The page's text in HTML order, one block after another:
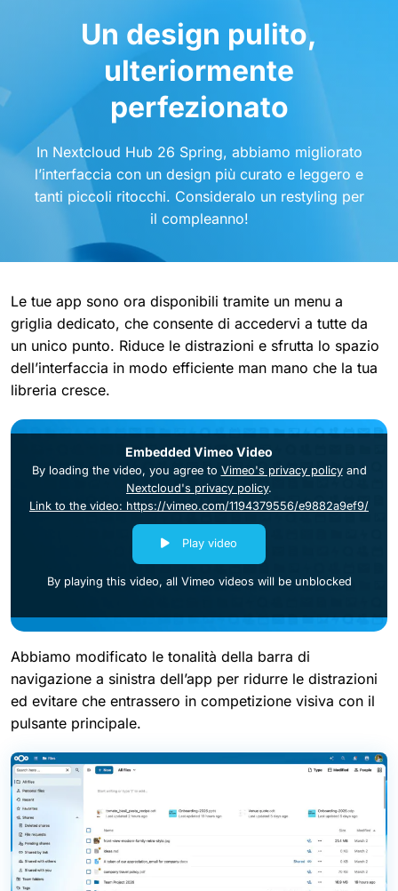
Un design pulito,
ulteriormente
perfezionato
In Nextcloud Hub 26 Spring, abbiamo migliorato
l’interfaccia con un design più curato e leggero e
tanti piccoli ritocchi. Consideralo un restyling per
il compleanno!
Le tue app sono ora disponibili tramite un menu a
griglia dedicato, che consente di accedervi a tutte da
un unico punto. Riduce le distrazioni e sfrutta lo spazio
dell’interfaccia in modo efficiente man mano che la tua
libreria cresce.
Embedded Vimeo Video
By loading the video, you agree to Vimeo's privacy policyand
Nextcloud's privacy policy.
Link to the video: https://vimeo.com/1194379556/e9882a9ef9/
Play video
By playing this video, all Vimeo videos will be unblocked
Abbiamo modificato le tonalità della barra di
navigazione a sinistra dell’app per ridurre le distrazioni
ed evitare che entrassero in competizione visiva con il
pulsante principale.